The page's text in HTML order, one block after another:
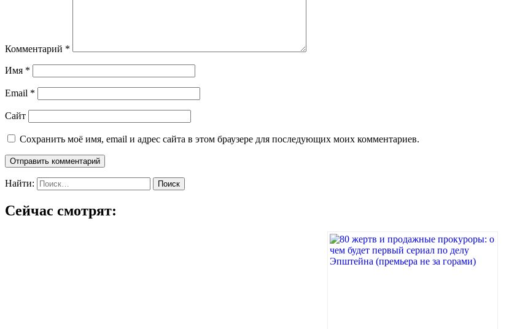
Комментарий *
Имя *
Email *
Сайт
Сохранить моё имя, email и адрес сайта в этом браузере для последующих моих комментариев.
Найти:
Сейчас смотрят: